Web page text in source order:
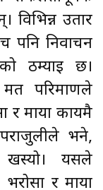
विभिन्न उतार
निर्वाचन
ठम्याइ छ।
परिमाणले
र माया कायमै
पराजुलीले भने,
यसले
र माया